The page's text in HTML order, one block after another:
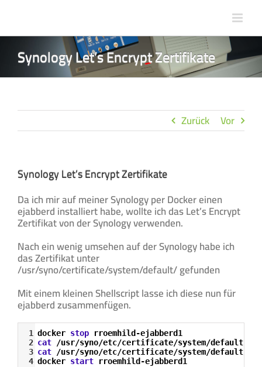
Synology Let’s Encrypt Zertifikate
Zurück Vor
Synology Let’s Encrypt Zertifikate
Da ich mir auf meiner Synology per Docker einen
ejabberd installiert habe, wollte ich das Let’s Encrypt
Zertifikat von der Synology verwenden.
Nach ein wenig umsehen auf der Synology habe ich
das Zertifikat unter
/usr/syno/certificate/system/default/ gefunden
Mit einem kleinen Shellscript lasse ich diese nun für
ejabberd zusammenfügen.
Syntax
Highlighter
1 docker stop rroemhild-ejabberd1
2 cat /usr/syno/etc/certificate/system/default/
3 cat /usr/syno/etc/certificate/system/default/
4 docker start rroemhild-ejabberd1